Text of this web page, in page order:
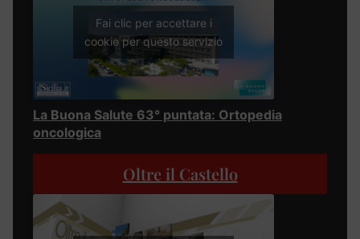
Fai clic per accettare i
cookie per questo servizio
La Buona Salute 63° puntata: Ortopedia
oncologica
Oltre il Castello